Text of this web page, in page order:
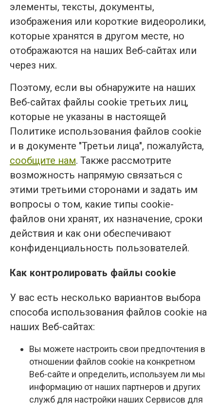
элементы, тексты, документы,
изображения или короткие видеоролики,
которые хранятся в другом месте, но
отображаются на наших Веб-сайтах или
через них.
Поэтому, если вы обнаружите на наших
Веб-сайтах файлы cookie третьих лиц,
которые не указаны в настоящей
Политике использования файлов cookie
и в документе "Третьи лица", пожалуйста,
сообщите нам. Также рассмотрите
возможность напрямую связаться с
этими третьими сторонами и задать им
вопросы о том, какие типы cookie-
файлов они хранят, их назначение, сроки
действия и как они обеспечивают
конфиденциальность пользователей.
Как контролировать файлы cookie
У вас есть несколько вариантов выбора
способа использования файлов cookie на
наших Веб-сайтах:
Вы можете настроить свои предпочтения в
отношении файлов cookie на конкретном
Веб-сайте и определить, используем ли мы
информацию от наших партнеров и других
служб для настройки наших Сервисов для